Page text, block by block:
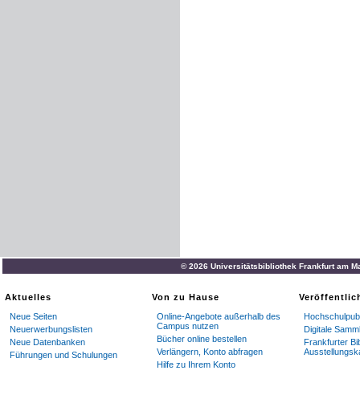
© 2026 Universitätsbibliothek Frankfurt am
Aktuelles
Neue Seiten
Neuerwerbungslisten
Neue Datenbanken
Führungen und Schulungen
Von zu Hause
Online-Angebote außerhalb des
Campus nutzen
Bücher online bestellen
Verlängern, Konto abfragen
Hilfe zu Ihrem Konto
Digitale
Frankfurter